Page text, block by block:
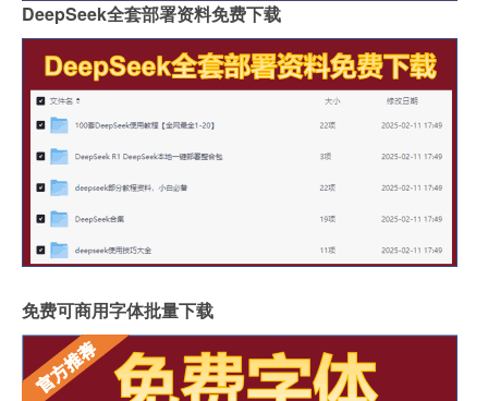
DeepSeek全套部署资料免费下载
免费可商用字体批量下载